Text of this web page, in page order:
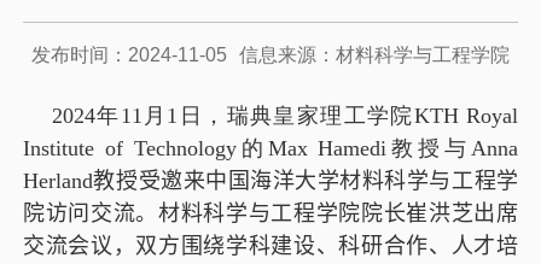
发布时间：2024-11-05 信息来源：材料科学与工程学院
2024年11 月 1 日，瑞典皇家理工学院KTH Royal
Institute of Technology的 Max Hamedi 教授与 Anna
Herland教授受邀来中国海洋大学材料科学与工程学
院访问交流。材料科学与工程学院院长崔洪芝出席
交流会议，双方围绕学科建设、科研合作、人才培